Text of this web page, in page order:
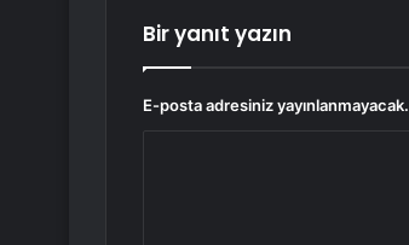
Bir yanıt yazın
E-posta adresiniz yayınlanmayacak.